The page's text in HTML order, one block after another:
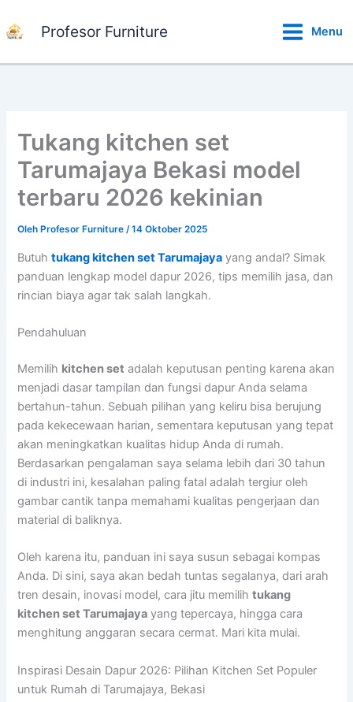
ke
Profesor Furniture Menu
Tukang kitchen set
Tarumajaya Bekasi model
terbaru 2026 kekinian
Oleh Profesor Furniture/14 Oktober 2025
Butuhtukang kitchen set Tarumajaya yang andal? Simak
panduan lengkap model dapur 2026, tips memilih jasa, dan
rincian biaya agar tak salah langkah.
Pendahuluan
Memilih kitchen set adalah keputusan penting karena akan
menjadi dasar tampilan dan fungsi dapur Anda selama
bertahun-tahun. Sebuah pilihan yang keliru bisa berujung
pada kekecewaan harian, sementara keputusan yang tepat
akan meningkatkan kualitas hidup Anda di rumah.
Berdasarkan pengalaman saya selama lebih dari 30 tahun
di industri ini, kesalahan paling fatal adalah tergiur oleh
gambar cantik tanpa memahami kualitas pengerjaan dan
material di baliknya.
Oleh karena itu, panduan ini saya susun sebagai kompas
Anda. Di sini, saya akan bedah tuntas segalanya, dari arah
tren desain, inovasi model, cara jitu memilihtukang
kitchen set Tarumajaya yang tepercaya, hingga cara
menghitung anggaran secara cermat. Mari kita mulai.
Inspirasi Desain Dapur 2026: Pilihan Kitchen Set Populer
untuk Rumah di Tarumajaya, Bekasi